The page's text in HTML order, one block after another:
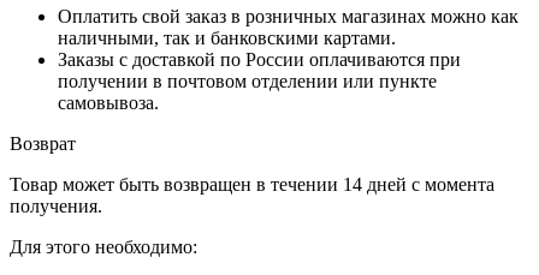
Оплатить свой заказ в розничных магазинах можно как
наличными, так и банковскими картами.
Заказы с доставкой по России оплачиваются при
получении в почтовом отделении или пункте
самовывоза.
Возврат
Товар может быть возвращен в течении 14 дней с момента
получения.
Для этого необходимо: